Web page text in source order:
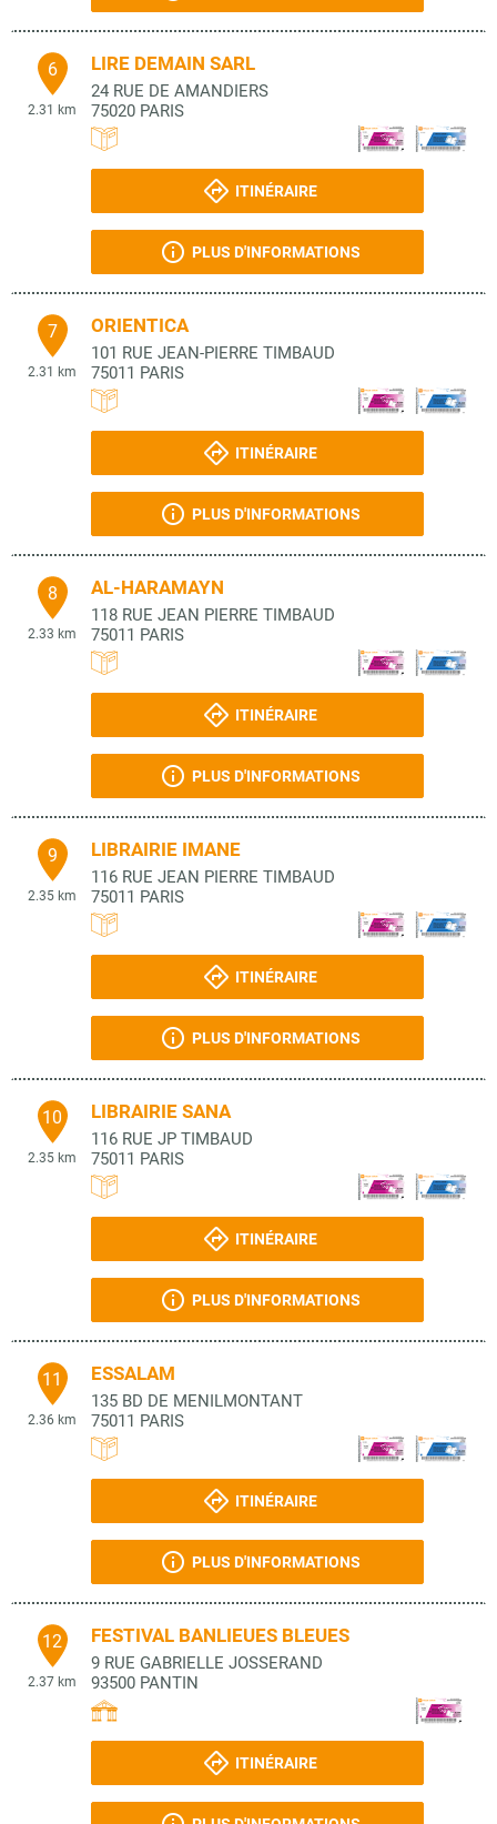
6
2.31 km
LIRE DEMAIN SARL
24 RUE DE AMANDIERS
75020 PARIS
ITINÉRAIRE
PLUS D'INFORMATIONS
7
2.31 km
ORIENTICA
101 RUE JEAN-PIERRE TIMBAUD
75011 PARIS
ITINÉRAIRE
PLUS D'INFORMATIONS
8
2.33 km
AL-HARAMAYN
118 RUE JEAN PIERRE TIMBAUD
75011 PARIS
ITINÉRAIRE
PLUS D'INFORMATIONS
9
2.35 km
LIBRAIRIE IMANE
116 RUE JEAN PIERRE TIMBAUD
75011 PARIS
ITINÉRAIRE
PLUS D'INFORMATIONS
10
2.35 km
LIBRAIRIE SANA
116 RUE JP TIMBAUD
75011 PARIS
ITINÉRAIRE
PLUS D'INFORMATIONS
11
2.36 km
ESSALAM
135 BD DE MENILMONTANT
75011 PARIS
ITINÉRAIRE
PLUS D'INFORMATIONS
12
2.37 km
FESTIVAL BANLIEUES BLEUES
9 RUE GABRIELLE JOSSERAND
93500 PANTIN
ITINÉRAIRE